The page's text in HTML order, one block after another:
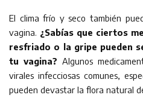
El clima frío y seco también
vagina. ¿Sabías que ciertos
resfriado o la gripe pueden
tu vagina? Algunos
virales infecciosas comunes,
pueden devastar la flora natural